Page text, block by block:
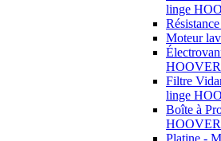
linge
Moteur
HOOVER
Filtre
linge
Boîte à
HOOVER
Platine -